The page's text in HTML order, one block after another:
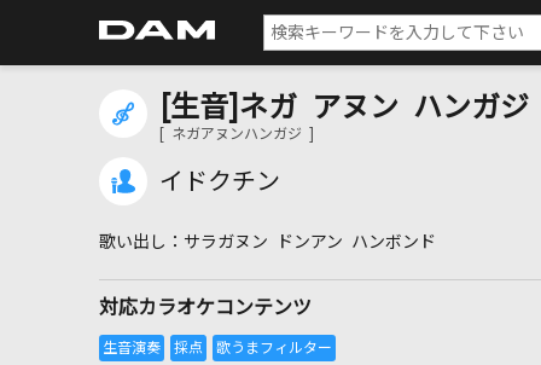
[生音]ネガ アヌン ハンガジ
[ ネガアヌンハンガジ ]
イドクチン
サラガヌン ドンアン ハンボンド
対応カラオケコンテンツ